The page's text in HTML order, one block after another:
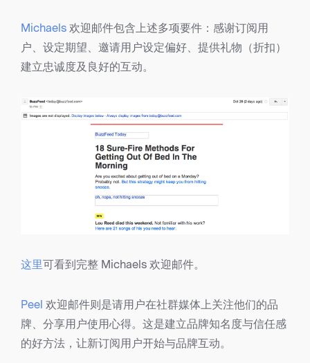
Michaels 欢迎邮件包含上述多项要件：感谢订阅用
户、设定期望、邀请用户设定偏好、提供礼物（折扣）
建立忠诚度及良好的互动。
这里可看到完整 Michaels 欢迎邮件。
Peel 欢迎邮件则是请用户在社群媒体上关注他们的品
牌、分享用户使用心得。这是建立品牌知名度与信任感
的好方法，让新订阅用户开始与品牌互动。